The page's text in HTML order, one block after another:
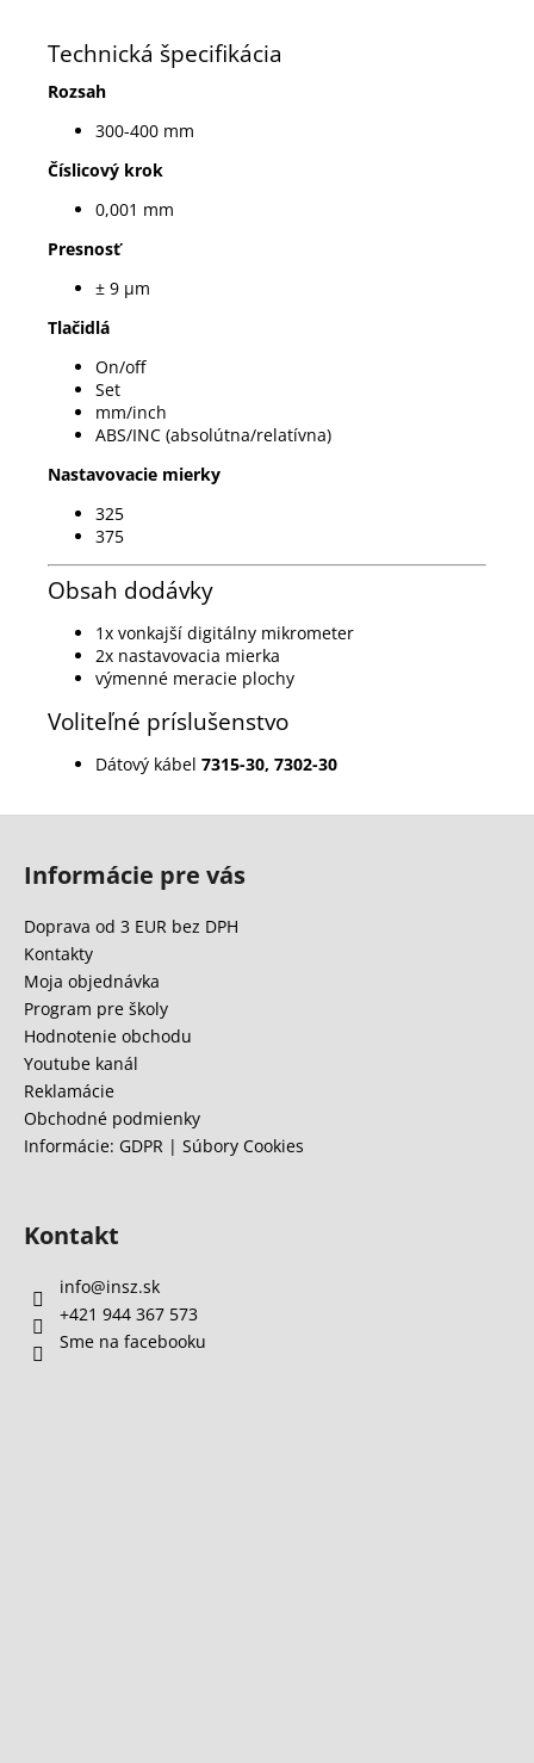
Technická špecifikácia
Rozsah
300-400 mm
Číslicový krok
0,001 mm
Presnosť
± 9 µm
Tlačidlá
On/off
Set
mm/inch
ABS/INC (absolútna/relatívna)
Nastavovacie mierky
325
375
Obsah dodávky
1x vonkajší digitálny mikrometer
2x nastavovacia mierka
výmenné meracie plochy
Voliteľné príslušenstvo
Dátový kábel 7315-30, 7302-30
Informácie pre vás
Doprava od 3 EUR bez DPH
Kontakty
Moja objednávka
Program pre školy
Hodnotenie obchodu
Youtube kanál
Reklamácie
Obchodné podmienky
Informácie: GDPR | Súbory Cookies
Kontakt
info@insz.sk
+421 944 367 573
Sme na facebooku